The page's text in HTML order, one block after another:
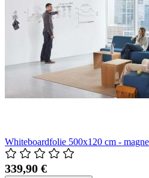
Whiteboardfolie 500x120 cm -
339,90 €